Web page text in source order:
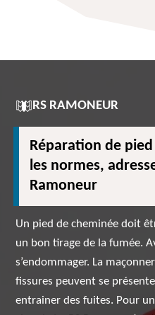
RS RAMONEUR
Réparation de
les normes,
Ramoneur
Un pied de cheminée doit
un bon tirage de la fumée.
s’endommager. La
fissures peuvent se
entrainer des fuites. Pour